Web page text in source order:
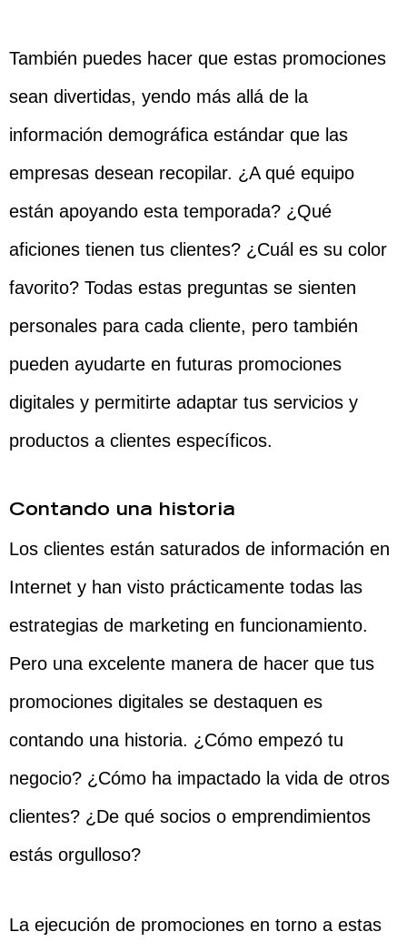
También puedes hacer que estas promociones
sean divertidas, yendo más allá de la
información demográfica estándar que las
empresas desean recopilar. ¿A qué equipo
están apoyando esta temporada? ¿Qué
aficiones tienen tus clientes? ¿Cuál es su color
favorito? Todas estas preguntas se sienten
personales para cada cliente, pero también
pueden ayudarte en futuras promociones
digitales y permitirte adaptar tus servicios y
productos a clientes específicos.
Contando una historia
Los clientes están saturados de información en
Internet y han visto prácticamente todas las
estrategias de marketing en funcionamiento.
Pero una excelente manera de hacer que tus
promociones digitales se destaquen es
contando una historia. ¿Cómo empezó tu
negocio? ¿Cómo ha impactado la vida de otros
clientes? ¿De qué socios o emprendimientos
estás orgulloso?
La ejecución de promociones en torno a estas